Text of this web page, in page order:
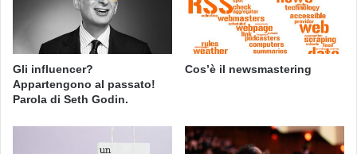
Gli influencer?
Appartengono al passato!
Parola di Seth Godin.
Cos’è il newsmastering